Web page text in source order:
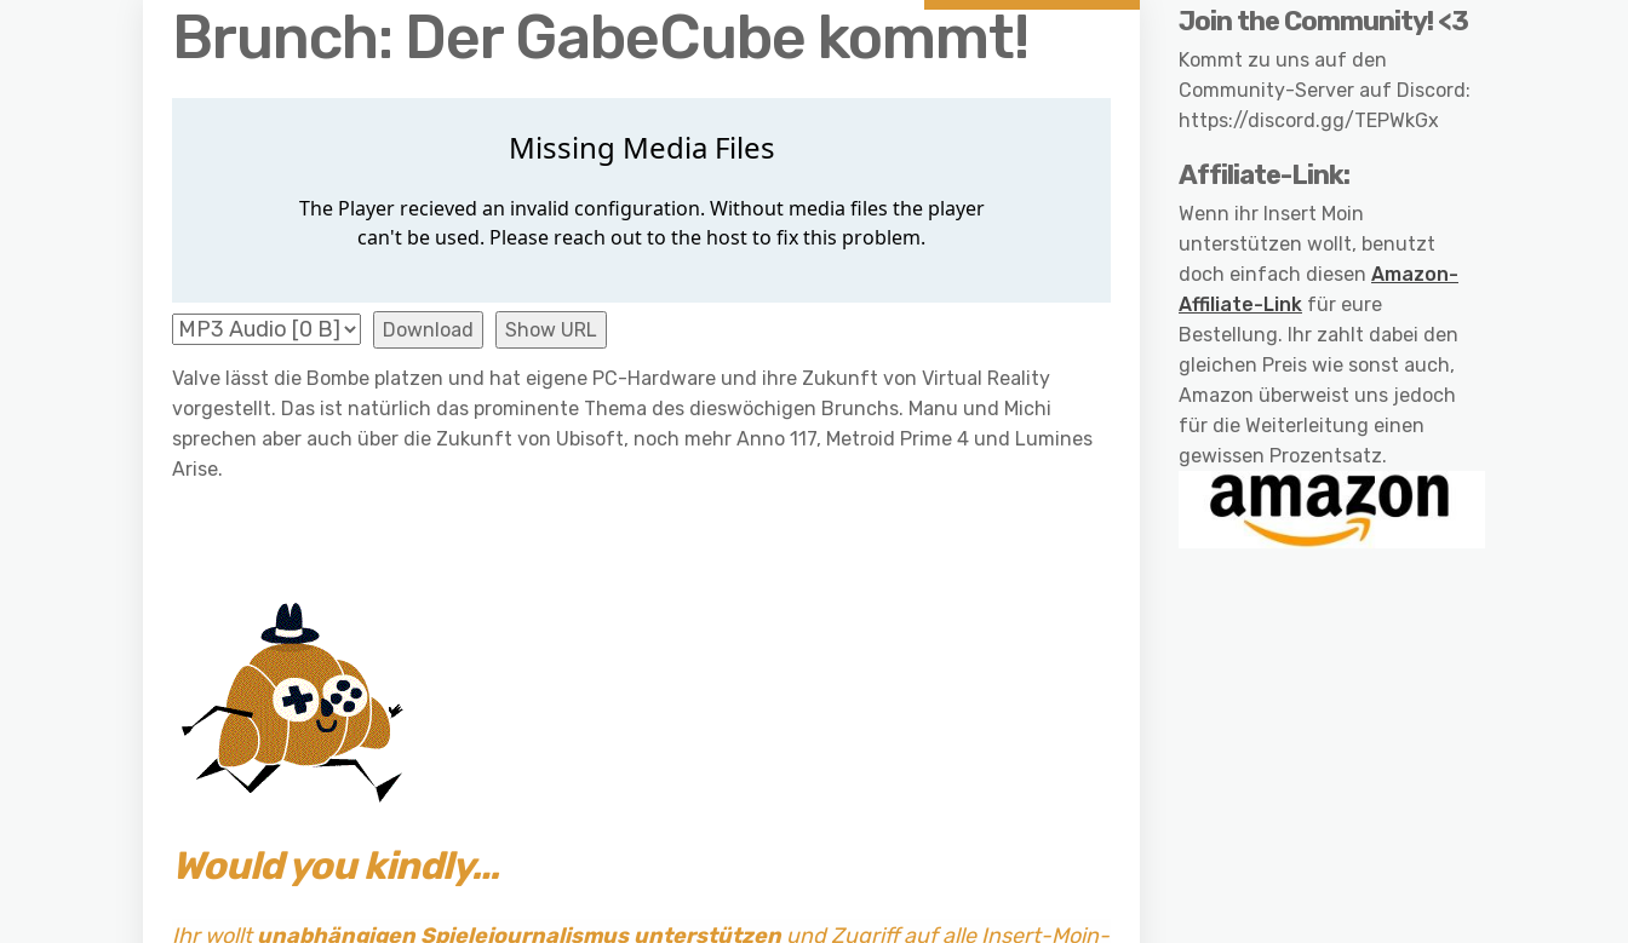
Brunch: Der GabeCube kommt!
Download Show URL
Valve lässt die Bombe platzen und hat eigene PC-Hardware und ihre Zukunft von Virtual Reality
vorgestellt. Das ist natürlich das prominente Thema des dieswöchigen Brunchs. Manu und Michi
sprechen aber auch über die Zukunft von Ubisoft, noch mehr Anno 117, Metroid Prime 4 und Lumines
Arise.
Would you kindly…
Ihr wolltunabhängigen Spielejournalismus unterstützenund Zugriff auf alle Insert-Moin-
Join the Community! <3
Kommt zu uns auf den
Community-Server auf Discord:
https://discord.gg/TEPWkGx
Affiliate-Link:
Wenn ihr Insert Moin
unterstützen wollt, benutzt
doch einfach diesen Amazon-
Affiliate-Link für eure
Bestellung. Ihr zahlt dabei den
gleichen Preis wie sonst auch,
Amazon überweist uns jedoch
für die Weiterleitung einen
gewissen Prozentsatz.